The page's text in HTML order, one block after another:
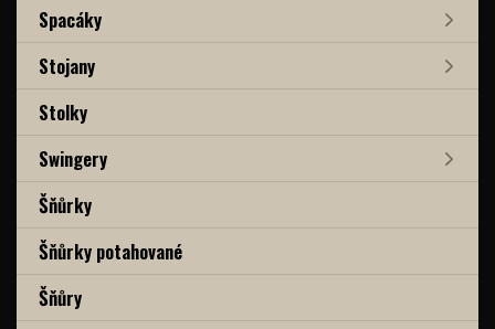
Spacáky
Stojany
Stolky
Swingery
Šňůrky
Šňůrky potahované
Šňůry